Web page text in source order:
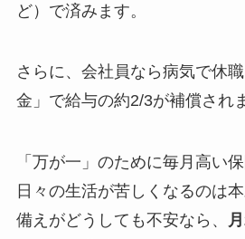
ど）で済みます。
さらに、会社員なら病気で休
金」で給与の約2/3が補償され
「万が一」のために毎月高い
日々の生活が苦しくなるのは
備えがどうしても不安なら、